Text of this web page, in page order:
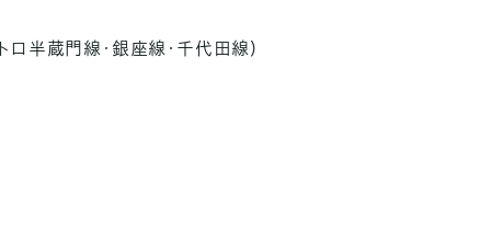
ロ半蔵門線・銀座線・千代田線）